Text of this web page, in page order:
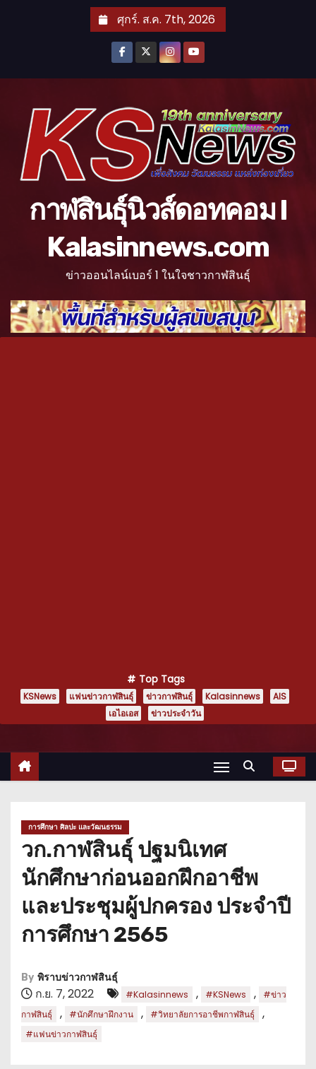
ศุกร์. ส.ค. 7th, 2026
กาฬสินธุ์นิวส์ดอทคอม l
Kalasinnews.com
ข่าวออนไลน์เบอร์ 1 ในใจชาวกาฬสินธุ์
Top Tags
KSNews แฟนข่าวกาฬสินธุ์ ข่าวกาฬสินธุ์ Kalasinnews
AIS
เอไอเอส
ข่าวประจำวัน
การศึกษา ศิลปะ และวัฒนธรรม
วก.กาฬสินธุ์ ปฐมนิเทศ
นักศึกษาก่อนออกฝึกอาชีพ
และประชุมผู้ปกครอง ประจำปี
การศึกษา 2565
By พิราบข่าวกาฬสินธุ์
ก.ย. 7, 2022 #Kalasinnews , #KSNews ,
#ข่าว
กาฬสินธุ์
, #นักศึกษาฝึกงาน , #วิทยาลัยการอาชีพกาฬสินธุ์ ,
#แฟนข่าวกาฬสินธุ์